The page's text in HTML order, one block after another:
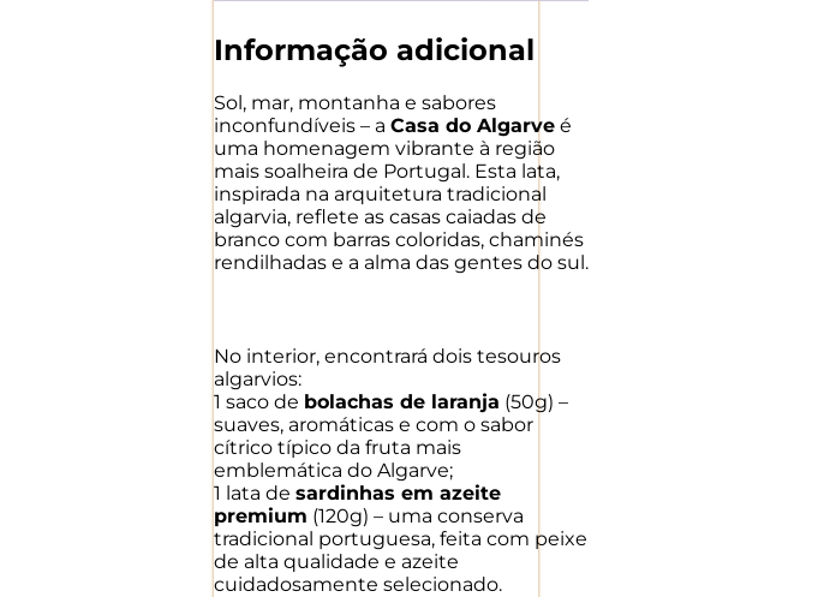
Informação adicional
Sol, mar, montanha e sabores
inconfundíveis – a Casa do Algarve é
uma homenagem vibrante à região
mais soalheira de Portugal. Esta lata,
inspirada na arquitetura tradicional
algarvia, reflete as casas caiadas de
branco com barras coloridas, chaminés
rendilhadas e a alma das gentes do sul.
No interior, encontrará dois tesouros
algarvios:
1 saco de bolachas de laranja (50g) –
suaves, aromáticas e com o sabor
cítrico típico da fruta mais
emblemática do Algarve;
1 lata de sardinhas em azeite
premium (120g) – uma conserva
tradicional portuguesa, feita com peixe
de alta qualidade e azeite
cuidadosamente selecionado.